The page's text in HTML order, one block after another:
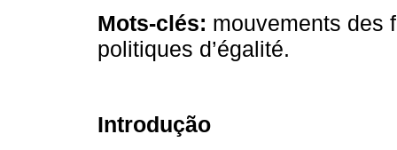
Mots-clés: mouvements des
politiques d’égalité.
Introdução